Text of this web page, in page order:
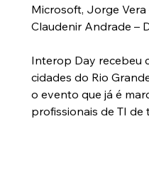
Microsoft, Jorge
Claudenir Andrade –
Interop Day recebeu
cidades do Rio
o evento que já é
profissionais de TI de